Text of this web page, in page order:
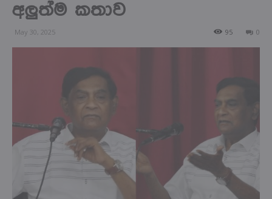
අලුත්ම කතාව
May 30, 2025 0
95